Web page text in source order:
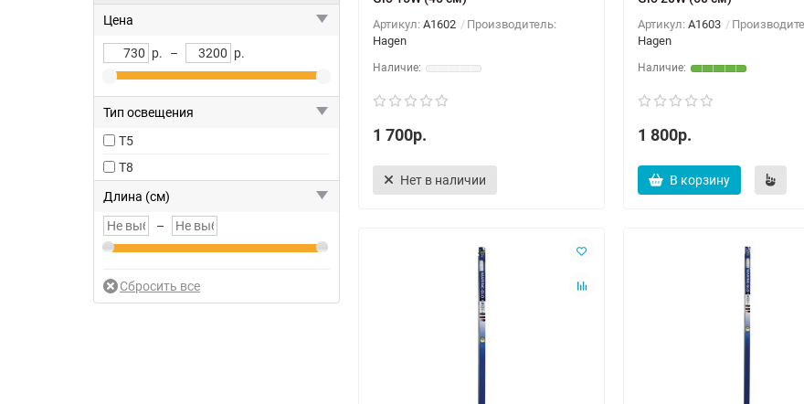
Цена
р. – р.
Тип освещения
T5
T8
Длина (см)
–
Артикул: A1602
Производитель:
Hagen
1 700р.
Нет в наличии
Артикул: A1603
Hagen
1 800р.
В корзину